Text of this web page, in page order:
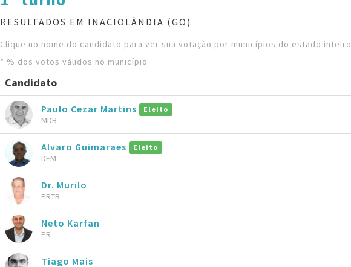
RESULTADOS EM INACIOLÂNDIA (GO)
Clique no nome do candidato para ver sua votação por municípios do estado inteiro
* % dos votos válidos no município
Candidato
Paulo Cezar Martins Eleito
MDB
Alvaro Guimaraes Eleito
DEM
Dr. Murilo
PRTB
Neto Karfan
PR
Tiago Mais